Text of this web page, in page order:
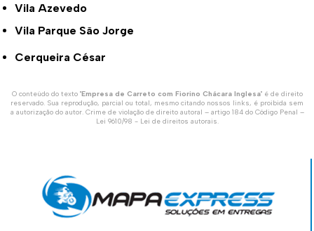
Vila Azevedo
Vila Parque São Jorge
Cerqueira César
O conteúdo do texto "Empresa de Carreto com Fiorino Chácara Inglesa" é de direito
reservado. Sua reprodução, parcial ou total, mesmo citando nossos links, é proibida sem
a autorização do autor. Crime de violação de direito autoral – artigo 184 do Código Penal –
Lei 9610/98 - Lei de direitos autorais.